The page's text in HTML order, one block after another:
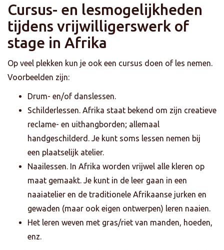
Cursus- en lesmogelijkheden
tijdens vrijwilligerswerk of
stage in Afrika
Op veel plekken kun je ook een cursus doen of les nemen.
Voorbeelden zijn:
Drum- en/of danslessen.
Schilderlessen. Afrika staat bekend om zijn creatieve
reclame- en uithangborden; allemaal
handgeschilderd. Je kunt soms lessen nemen bij
een plaatselijk atelier.
Naailessen. In Afrika worden vrijwel alle kleren op
maat gemaakt. Je kunt in de leer gaan in een
naaiatelier en de traditionele Afrikaanse jurken en
gewaden (maar ook eigen ontwerpen) leren naaien.
Het leren weven met gras/riet van manden, hoeden,
enz.